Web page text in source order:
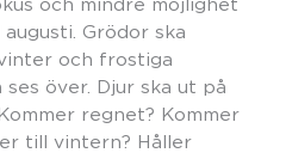
och mindre möjlighet
Grödor ska
och frostiga
över. Djur ska ut på
regnet? Kommer
till vintern? Håller